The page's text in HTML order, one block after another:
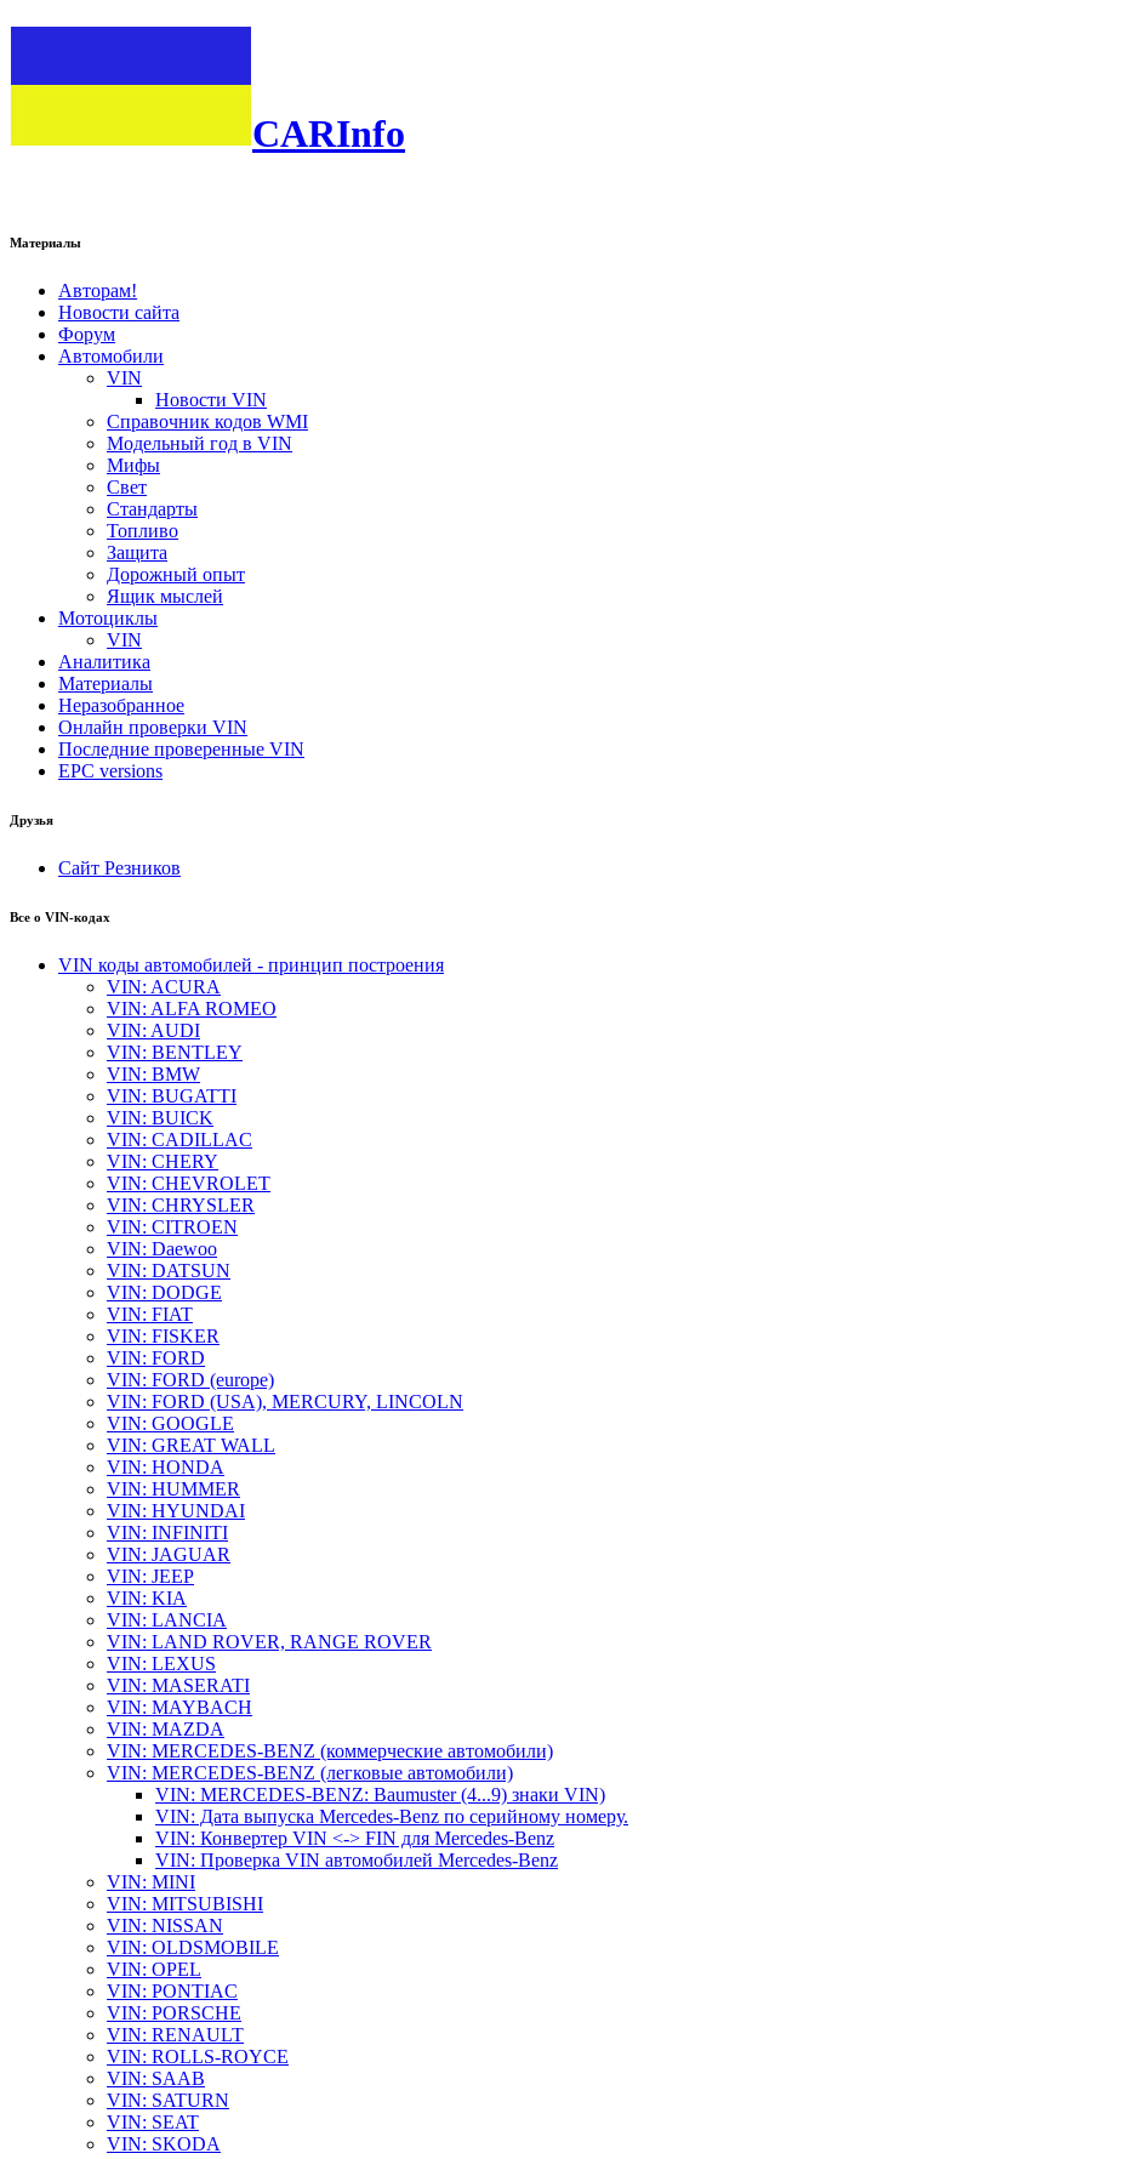
CARInfo
Материалы
Авторам!
Новости сайта
Форум
Автомобили
VIN
Новости VIN
Справочник кодов WMI
Модельный год в VIN
Мифы
Свет
Стандарты
Топливо
Защита
Дорожный опыт
Ящик мыслей
Мотоциклы
VIN
Аналитика
Материалы
Неразобранное
Онлайн проверки VIN
Последние проверенные VIN
EPC versions
Друзья
Сайт Резников
Все о VIN-кодах
VIN коды автомобилей - принцип построения
VIN: ACURA
VIN: ALFA ROMEO
VIN: AUDI
VIN: BENTLEY
VIN: BMW
VIN: BUGATTI
VIN: BUICK
VIN: CADILLAC
VIN: CHERY
VIN: CHEVROLET
VIN: CHRYSLER
VIN: CITROEN
VIN: Daewoo
VIN: DATSUN
VIN: DODGE
VIN: FIAT
VIN: FISKER
VIN: FORD
VIN: FORD (europe)
VIN: FORD (USA), MERCURY, LINCOLN
VIN: GOOGLE
VIN: GREAT WALL
VIN: HONDA
VIN: HUMMER
VIN: HYUNDAI
VIN: INFINITI
VIN: JAGUAR
VIN: JEEP
VIN: KIA
VIN: LANCIA
VIN: LAND ROVER, RANGE ROVER
VIN: LEXUS
VIN: MASERATI
VIN: MAYBACH
VIN: MAZDA
VIN: MERCEDES-BENZ (коммерческие автомобили)
VIN: MERCEDES-BENZ (легковые автомобили)
VIN: MERCEDES-BENZ: Baumuster (4...9) знаки VIN)
VIN: Дата выпуска Mercedes-Benz по серийному номеру.
VIN: Конвертер VIN <-> FIN для Mercedes-Benz
VIN: Проверка VIN автомобилей Mercedes-Benz
VIN: MINI
VIN: MITSUBISHI
VIN: NISSAN
VIN: OLDSMOBILE
VIN: OPEL
VIN: PONTIAC
VIN: PORSCHE
VIN: RENAULT
VIN: ROLLS-ROYCE
VIN: SAAB
VIN: SATURN
VIN: SEAT
VIN: SKODA